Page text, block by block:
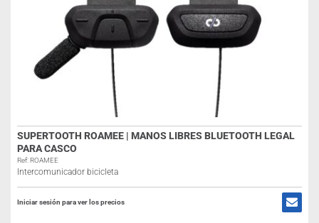
SUPERTOOTH ROAMEE | MANOS LIBRES BLUETOOTH LEGAL
PARA CASCO
Ref: ROAMEE
Intercomunicador bicicleta
Iniciar sesión para ver los precios